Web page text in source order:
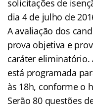
solicitações de
dia 4 de julho de
A avaliação dos
prova objetiva e
caráter eliminatório.
está programada
às 18h, conforme o
Serão 80 questões